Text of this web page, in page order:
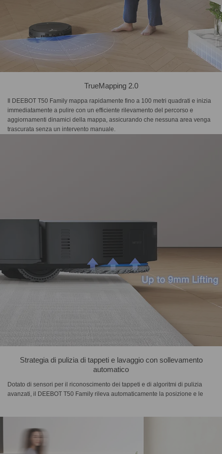
TrueMapping 2.0
Il DEEBOT T50 Family mappa rapidamente fino a 100 metri quadrati e inizia
immediatamente a pulire con un efficiente rilevamento del percorso e
aggiornamenti dinamici della mappa, assicurando che nessuna area venga
trascurata senza un intervento manuale.
Strategia di pulizia di tappeti e lavaggio con sollevamento
automatico
Dotato di sensori per il riconoscimento dei tappeti e di algoritmi di pulizia
avanzati, il DEEBOT T50 Family rileva automaticamente la posizione e le